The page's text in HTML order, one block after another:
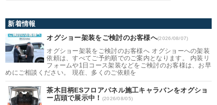
新着情報
オグショー架装をご検討のお客様へ(2026/08/07)
オグショー架装をご検討のお客様へ オグショーへの架装
依頼は、すべてご予約順でのご案内となります。 内装リ
フォームや1日コース架装などをご検討のお客様は、お早
めにご相談ください。 現在、多くのご依頼を
茶木目柄ESフロアパネル施工キャラバンをオグショ
ー店頭で展示中！ (2026/08/05)